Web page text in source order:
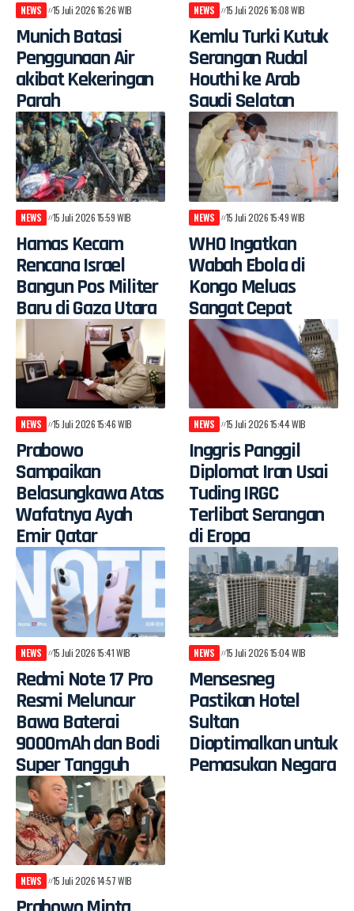
NEWS 15 Juli 2026 16:26 WIB
Munich Batasi
Penggunaan Air
akibat Kekeringan
Parah
NEWS 15 Juli 2026 16:08 WIB
Kemlu Turki Kutuk
Serangan Rudal
Houthi ke Arab
Saudi Selatan
NEWS 15 Juli 2026 15:59 WIB
Hamas Kecam
Rencana Israel
Bangun Pos Militer
Baru di Gaza Utara
NEWS 15 Juli 2026 15:49 WIB
WHO Ingatkan
Wabah Ebola di
Kongo Meluas
Sangat Cepat
NEWS 15 Juli 2026 15:46 WIB
Prabowo
Sampaikan
Belasungkawa Atas
Wafatnya Ayah
Emir Qatar
NEWS 15 Juli 2026 15:44 WIB
Inggris Panggil
Diplomat Iran Usai
Tuding IRGC
Terlibat Serangan
di Eropa
NEWS 15 Juli 2026 15:41 WIB
Redmi Note 17 Pro
Resmi Meluncur
Bawa Baterai
9000mAh dan Bodi
Super Tangguh
NEWS 15 Juli 2026 15:04 WIB
Mensesneg
Pastikan Hotel
Sultan
Dioptimalkan untuk
Pemasukan Negara
NEWS 15 Juli 2026 14:57 WIB